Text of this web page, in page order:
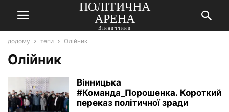
ПОЛІТИЧНА
АРЕНА
Вінниччини
додому теги Олійник
Олійник
Вінницька
#Команда_Порошенка. Короткий
переказ політичної зради